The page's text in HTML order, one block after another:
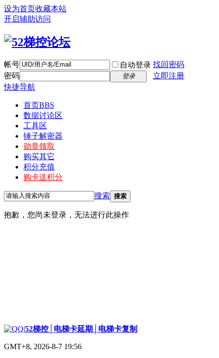
设为首页收藏本站
开启辅助访问
帐号 自动登录 找回密码
密码
登录
立即注册
快捷导航
首页BBS
数据讨论区
工具区
锤子解密器
勋章领取
购买其它
积分充值
购卡送积分
搜索 搜索
抱歉，您尚未登录，无法进行此操作
|52梯控│电梯卡延期│电梯卡复制
GMT+8, 2026-8-7 19:56